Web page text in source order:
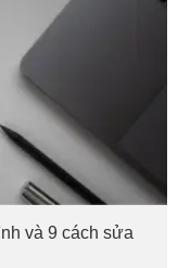
và 9 cách sửa